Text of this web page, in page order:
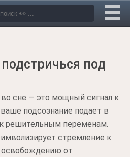
под
сне — это мощный сигнал к
подсознание подает в
решительным переменам.
стремление к
освобождению от